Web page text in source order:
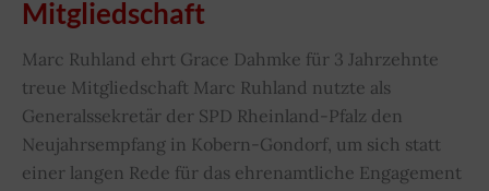
Mitgliedschaft
Marc Ruhland ehrt Grace Dahmke für 3 Jahrzehnte
treue Mitgliedschaft Marc Ruhland nutzte als
Generalssekretär der SPD Rheinland-Pfalz den
Neujahrsempfang in Kobern-Gondorf, um sich statt
einer langen Rede für das ehrenamtliche Engagement